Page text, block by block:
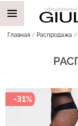
официальный
Главная Распродажа
-31%
НАШИ